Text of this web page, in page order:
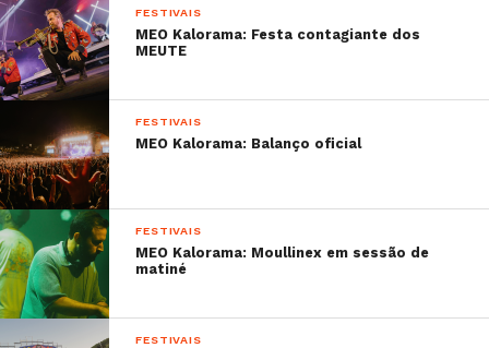
FESTIVAIS
MEO Kalorama: Festa contagiante dos
MEUTE
FESTIVAIS
MEO Kalorama: Balanço oficial
FESTIVAIS
MEO Kalorama: Moullinex em sessão de
matiné
FESTIVAIS